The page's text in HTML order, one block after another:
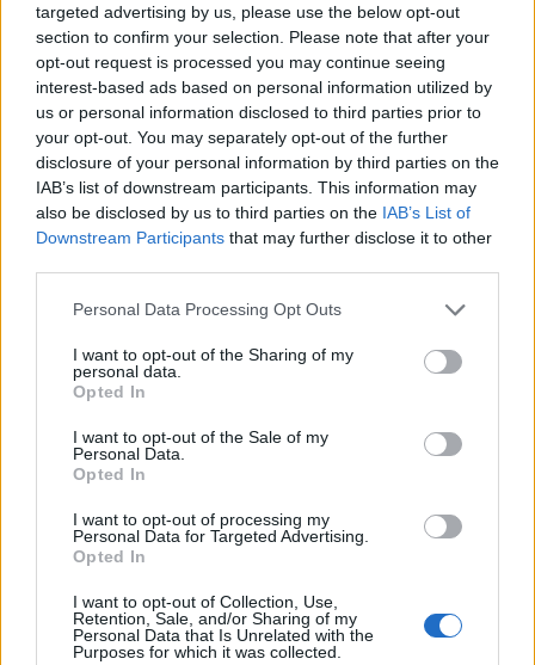
targeted advertising by us, please use the below opt-out
section to confirm your selection. Please note that after your
opt-out request is processed you may continue seeing
interest-based ads based on personal information utilized by
us or personal information disclosed to third parties prior to
your opt-out. You may separately opt-out of the further
disclosure of your personal information by third parties on the
IAB’s list of downstream participants. This information may
also be disclosed by us to third parties on the IAB’s List of
Downstream Participants that may further disclose it to other
Please note that this website/app uses one or more Google
not limited to your visit or usage behaviour. You may click to
grant or deny consent to Google and its third-party tags to
use your data for below specified purposes in below Google
consent section.
Personal Data Processing Opt Outs
I want to opt-out of the Sharing of my
personal data.
Opted In
I want to opt-out of the Sale of my
Personal Data.
Opted In
I want to opt-out of processing my
Personal Data for Targeted Advertising.
Opted In
I want to opt-out of Collection, Use,
Retention, Sale, and/or Sharing of my
Personal Data that Is Unrelated with the
Purposes for which it was collected.
Λιτή, αλλά καθολικά εντυπωσιακή, η Έμα Στόουν
εμφανίστησε με έναν slicked κότσο, ενώ στο
μακιγιάζ της πρωταγωνίστησαν το eyeliner και τα
χείλη της σε φυσικούς τριανταφυλλί τόνους.
Κάρεϊ Χάνα Μάλιγκαν